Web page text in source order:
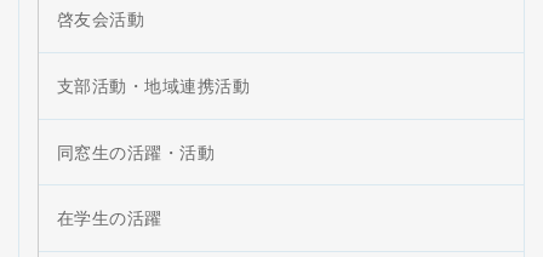
啓友会活動
支部活動・地域連携活動
同窓生の活躍・活動
在学生の活躍